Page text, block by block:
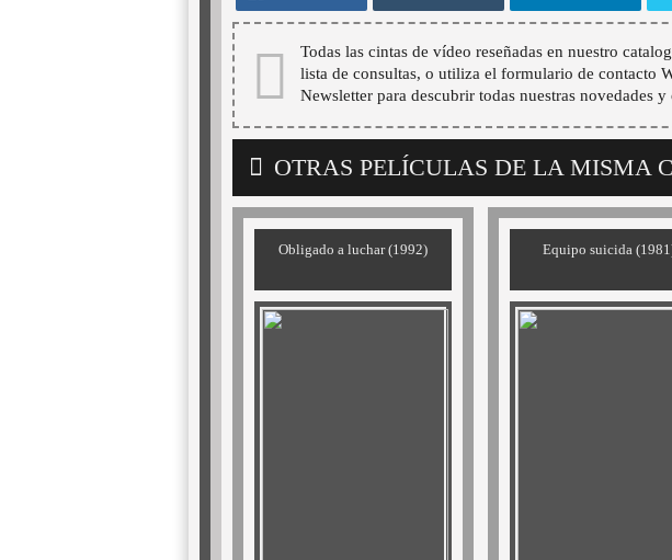
Todas las cintas de vídeo reseñadas en nuestro
lista de consultas, o utiliza el formulario de contacto
Newsletter para descubrir todas nuestras novedades y
OTRAS PELÍCULAS DE LA MISMA
Obligado a luchar (1992) Equipo suicida